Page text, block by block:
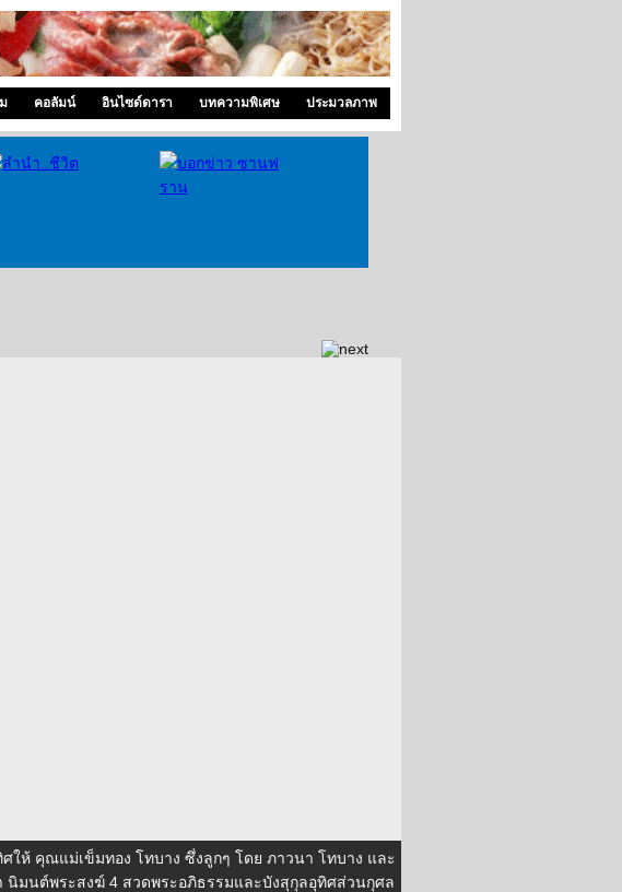
คอลัมน์ อินไซด์ดารา บทความพิเศษ ประมวลภาพ
ให้ คุณแม่เข็มทอง โทบาง ซึ่งลูกๆ โดย ภาวนา โทบาง และ
มนต์พระสงฆ์ 4 สวดพระอภิธรรมและบังสุกุลอุทิศส่วนกุศล